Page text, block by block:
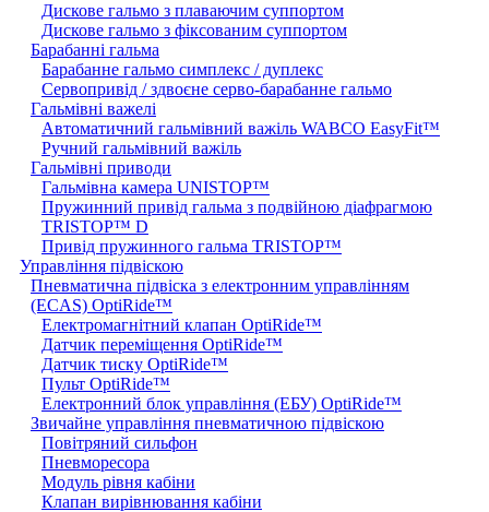
Дискове гальмо з плаваючим суппортом
Дискове гальмо з фіксованим суппортом
Барабанні гальма
Барабанне гальмо симплекс / дуплекс
Сервопривід / здвоєне серво-барабанне гальмо
Гальмівні важелі
Автоматичний гальмівний важіль WABCO EasyFit™
Ручний гальмівний важіль
Гальмівні приводи
Гальмівна камера UNISTOP™
Пружинний привід гальма з подвійною діафрагмою
TRISTOP™ D
Привід пружинного гальма TRISTOP™
Управління підвіскою
Пневматична підвіска з електронним управлінням
(ECAS) OptiRide™
Електромагнітний клапан OptiRide™
Датчик переміщення OptiRide™
Датчик тиску OptiRide™
Пульт OptiRide™
Електронний блок управління (ЕБУ) OptiRide™
Звичайне управління пневматичною підвіскою
Повітряний сильфон
Пневморесора
Модуль рівня кабіни
Клапан вирівнювання кабіни